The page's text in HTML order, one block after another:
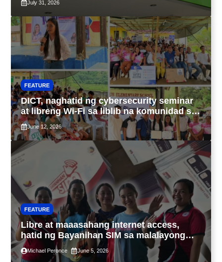
July 31, 2026
FEATURE
DICT, naghatid ng cybersecurity seminar
at libreng Wi-Fi sa liblib na komunidad sa
Tarlac
June 12, 2026
FEATURE
Libre at maaasahang internet access,
hatid ng Bayanihan SIM sa malalayong
komunidad sa Guimaras
Michael Peronce June 5, 2026